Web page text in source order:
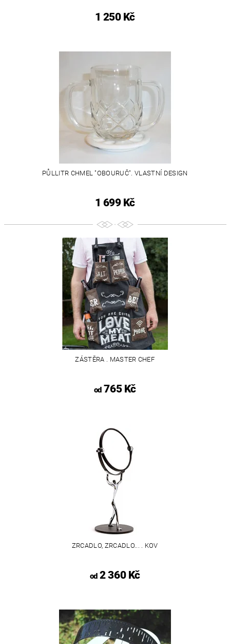
1 250 Kč
PŮLLITR CHMEL "OBOURUČ". VLASTNÍ DESIGN
1 699 Kč
ZÁSTĚRA . MASTER CHEF
od765 Kč
ZRCADLO, ZRCADLO... . KOV
od2 360 Kč